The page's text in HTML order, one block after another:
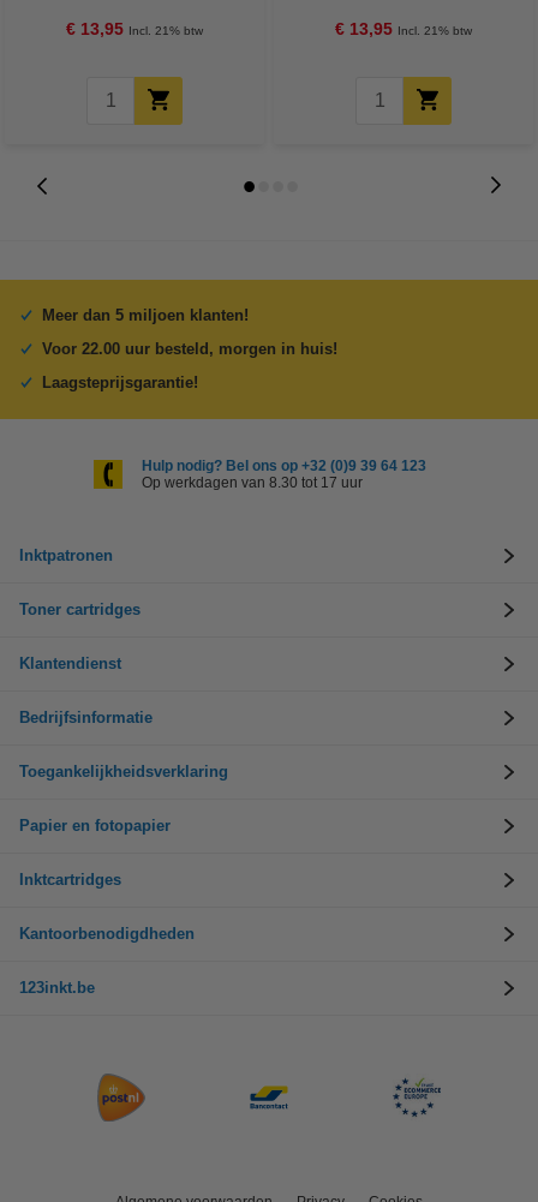
€ 13,95 Incl. 21% btw € 13,95 Incl. 21% btw
Meer dan 5 miljoen klanten!
Voor 22.00 uur besteld, morgen in huis!
Laagsteprijsgarantie!
Hulp nodig? Bel ons op +32 (0)9 39 64 123
Op werkdagen van 8.30 tot 17 uur
Inktpatronen
Toner cartridges
Klantendienst
Bedrijfsinformatie
Toegankelijkheidsverklaring
Papier en fotopapier
Inktcartridges
Kantoorbenodigdheden
123inkt.be